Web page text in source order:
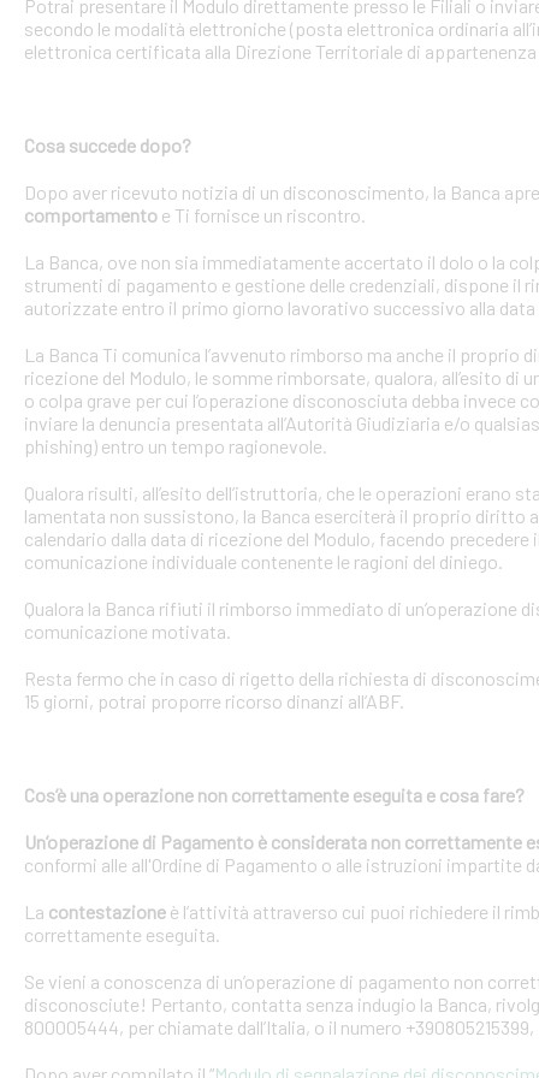
Potrai presentare il Modulo direttamente presso le Filiali o
secondo le modalità elettroniche (posta elettronica ordinaria
elettronica certificata alla Direzione Territoriale di
Cosa succede dopo?
Dopo aver ricevuto notizia di un disconoscimento, la Banca
comportamento e Ti fornisce un riscontro.
La Banca, ove non sia immediatamente accertato il dolo o la
strumenti di pagamento e gestione delle credenziali, dispone il
autorizzate entro il primo giorno lavorativo successivo alla data
La Banca Ti comunica l’avvenuto rimborso ma anche il proprio
ricezione del Modulo, le somme rimborsate, qualora, all’esito
o colpa grave per cui l’operazione disconosciuta debba invece
inviare la denuncia presentata all’Autorità Giudiziaria e/o
phishing) entro un tempo ragionevole.
Qualora risulti, all’esito dell’istruttoria, che le operazioni erano
lamentata non sussistono, la Banca eserciterà il proprio diritto
calendario dalla data di ricezione del Modulo, facendo
comunicazione individuale contenente le ragioni del diniego.
Qualora la Banca rifiuti il rimborso immediato di un’operazione
comunicazione motivata.
Resta fermo che in caso di rigetto della richiesta di
15 giorni, potrai proporre ricorso dinanzi all’ABF.
Cos’è una operazione non correttamente eseguita e cosa fare?
Un’operazione di Pagamento è considerata non correttamente
conformi alle all'Ordine di Pagamento o alle istruzioni impartite
La contestazione è l’attività attraverso cui puoi richiedere il
correttamente eseguita.
Se vieni a conoscenza di un’operazione di pagamento non
disconosciute! Pertanto, contatta senza indugio la Banca,
800005444, per chiamate dall’Italia, o il numero